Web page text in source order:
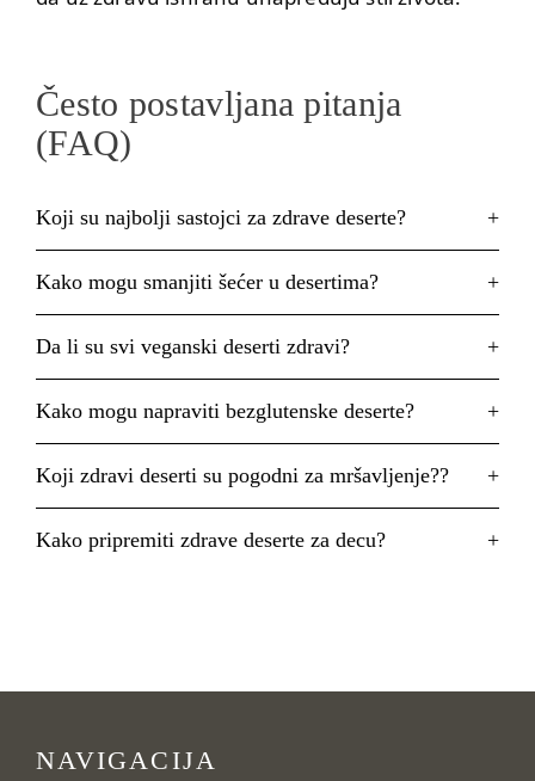
Često postavljana pitanja
(FAQ)
Koji su najbolji sastojci za zdrave deserte?
Kako mogu smanjiti šećer u desertima?
Da li su svi veganski deserti zdravi?
Kako mogu napraviti bezglutenske deserte?
Koji zdravi deserti su pogodni za mršavljenje??
Kako pripremiti zdrave deserte za decu?
NAVIGACIJA